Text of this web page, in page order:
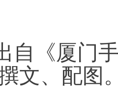
自《厦门
文、配图